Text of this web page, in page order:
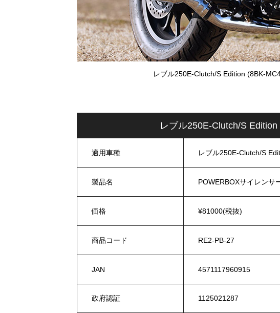
レブル250E-Clutch/S Edition (8BK-
レブル250E-Clutch/S
適用車種 レブル250E-Clutch/S
製品名 POWERBOXサイレンサ
価格 ¥81000(税抜)
商品コード RE2-PB-27
JAN 4571117960915
政府認証 1125021287